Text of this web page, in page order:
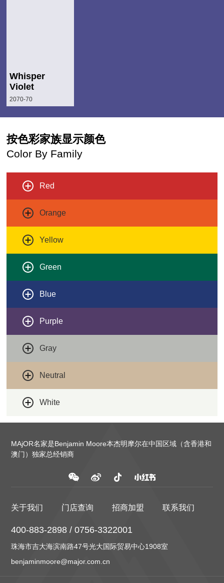
Whisper
Violet
2070-70
按色彩家族显示颜色
Color By Family
Red
Orange
Yellow
Green
Blue
Purple
Gray
Neutral
White
MAjOR名家是Benjamin Moore本杰明摩尔在中国区域（含香港和
澳门）独家总经销商
关于我们 门店查询 招商加盟 联系我们
400-883-2898 / 0756-3322001
珠海市吉大海滨南路47号光大国际贸易中心1908室
benjaminmoore@major.com.cn